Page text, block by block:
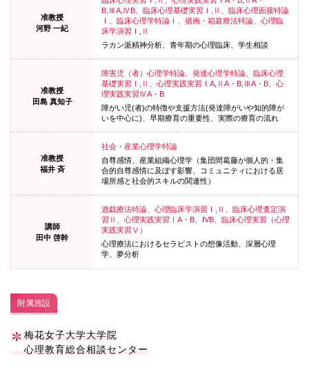
准教授
河野 一紀
B,ⅢA,ⅣB、臨床心理基礎実習Ⅰ,Ⅱ、臨床心理面接特論
Ⅰ、臨床心理学特論Ⅰ、描画・箱庭療法特論、心理臨
床学演習Ⅰ,Ⅱ
ラカン派精神分析、青年期の心理臨床、学生相談
准教授
田島 真知子
障害児（者）心理学特論、発達心理学特論、臨床心理
基礎実習Ⅰ,Ⅱ、心理実践実習ⅠA,ⅡA・B,ⅢA・B、心
理実践実習ⅣA・B
障がい児(者)の特徴や支援方法(発達障がいや知的障が
いを中心に)、早期療育の重要性、 実際の療育の流れ
准教授
福井 斉
社会・産業心理学特論
自尊感情、産業組織心理学（集団間葛藤が個人的・集
合的自尊感情に及ぼす影響、
コミュニティにおける居
場所感と社会的スキルの関連性）
講師
田中 啓幹
遊戯療法特論、心理臨床学演習Ⅰ,Ⅱ、臨床心理査定演
習Ⅱ、心理実践実習ⅠA・B、IVB、臨床心理実習（心理
実践実習Ⅴ）
心理療法におけるセラピストの想像活動、深層心理
学、夢分析
附属施設
梅花女子大学大学院
心理教育総合相談センター